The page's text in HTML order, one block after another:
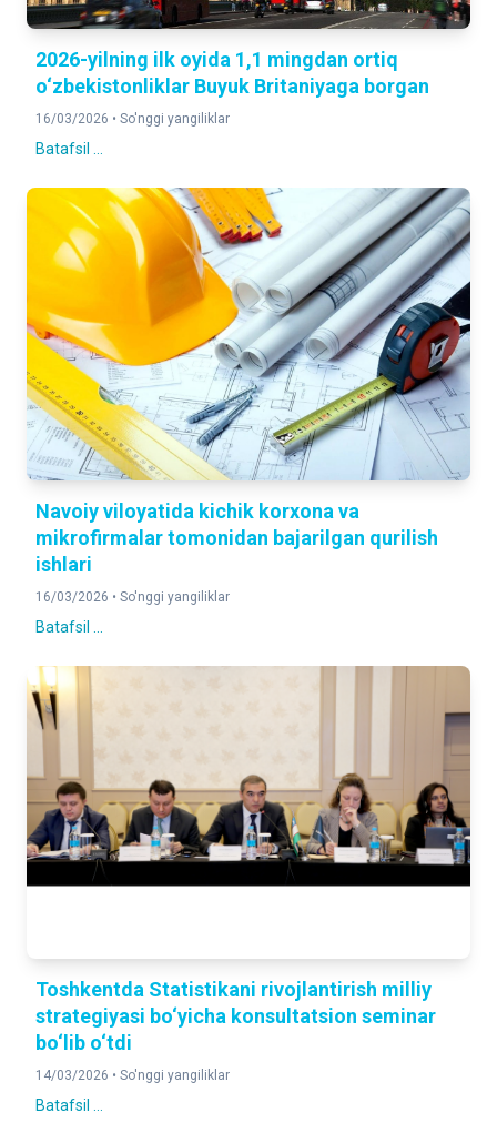
2026-yilning ilk oyida 1,1 mingdan ortiq
o‘zbekistonliklar Buyuk Britaniyaga borgan
16/03/2026 • So'nggi yangiliklar
Batafsil ...
Navoiy viloyatida kichik korxona va
mikrofirmalar tomonidan bajarilgan qurilish
ishlari
16/03/2026 • So'nggi yangiliklar
Batafsil ...
Toshkentda Statistikani rivojlantirish milliy
strategiyasi bo‘yicha konsultatsion seminar
bo‘lib o‘tdi
14/03/2026 • So'nggi yangiliklar
Batafsil ...